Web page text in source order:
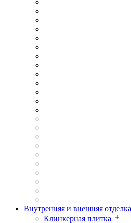
Внутренняя и внешняя отделка
Клинкерная плитка